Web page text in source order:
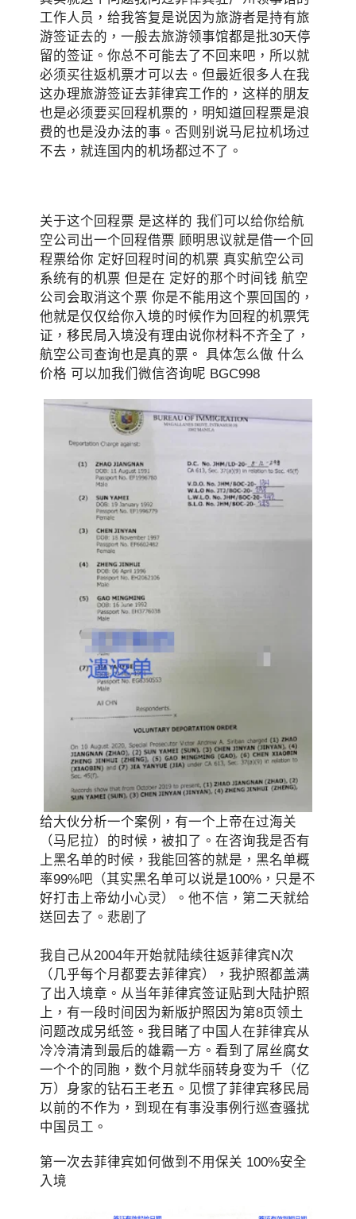
工作人员，给我答复是说因为旅游者是持有旅
游签证去的，一般去旅游领事馆都是批30天停
留的签证。你总不可能去了不回来吧，所以就
必须买往返机票才可以去。但最近很多人在我
这办理旅游签证去菲律宾工作的，这样的朋友
也是必须要买回程机票的，明知道回程票是浪
费的也是没办法的事。否则别说马尼拉机场过
不去，就连国内的机场都过不了。
关于这个回程票 是这样的 我们可以给你给航
空公司出一个回程借票 顾明思议就是借一个回
程票给你 定好回程时间的机票 真实航空公司
系统有的机票 但是在 定好的那个时间钱 航空
公司会取消这个票 你是不能用这个票回国的，
他就是仅仅给你入境的时候作为回程的机票凭
证，移民局入境没有理由说你材料不齐全了，
航空公司查询也是真的票。 具体怎么做 什么
价格 可以加我们微信咨询呢 BGC998
给大伙分析一个案例，有一个上帝在过海关
（马尼拉）的时候，被扣了。在咨询我是否有
上黑名单的时候，我能回答的就是，黑名单概
率99%吧（其实黑名单可以说是100%，只是不
好打击上帝幼小心灵）。他不信，第二天就给
送回去了。悲剧了
我自己从2004年开始就陆续往返菲律宾N次
（几乎每个月都要去菲律宾），我护照都盖满
了出入境章。从当年菲律宾签证贴到大陆护照
上，有一段时间因为新版护照因为第8页领土
问题改成另纸签。我目睹了中国人在菲律宾从
冷冷清清到最后的雄霸一方。看到了屌丝腐女
一个个的同胞，数个月就华丽转身变为千（亿
万）身家的钻石王老五。见惯了菲律宾移民局
以前的不作为，到现在有事没事例行巡查骚扰
中国员工。
第一次去菲律宾如何做到不用保关 100%安全
入境